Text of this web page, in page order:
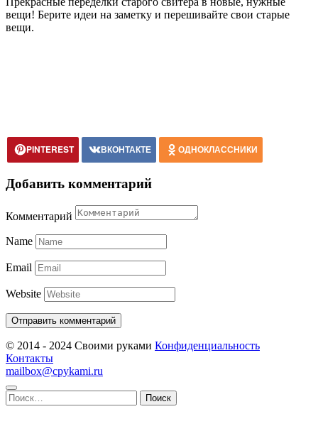
вещи! Берите идеи на заметку и перешивайте свои старые
вещи.
PINTEREST ВКОНТАКТЕ ОДНОКЛАССНИКИ
Добавить комментарий
Комментарий
Name
Email
Website
© 2014 - 2024 Своими руками Конфиденциальность
Контакты
mailbox@cpykami.ru
Найти: